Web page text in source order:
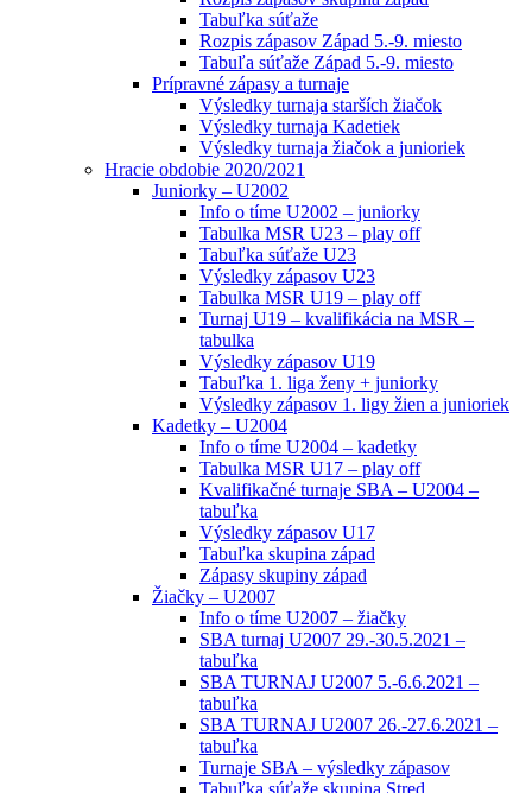
Tabuľka súťaže
Rozpis zápasov Západ 5.-9. miesto
Tabuľa súťaže Západ 5.-9. miesto
Prípravné zápasy a turnaje
Výsledky turnaja starších žiačok
Výsledky turnaja Kadetiek
Výsledky turnaja žiačok a junioriek
Hracie obdobie 2020/2021
Juniorky – U2002
Info o tíme U2002 – juniorky
Tabulka MSR U23 – play off
Tabuľka súťaže U23
Výsledky zápasov U23
Tabulka MSR U19 – play off
Turnaj U19 – kvalifikácia na MSR –
tabulka
Výsledky zápasov U19
Tabuľka 1. liga ženy + juniorky
Výsledky zápasov 1. ligy žien a junioriek
Kadetky – U2004
Info o tíme U2004 – kadetky
Tabulka MSR U17 – play off
Kvalifikačné turnaje SBA – U2004 –
tabuľka
Výsledky zápasov U17
Tabuľka skupina západ
Zápasy skupiny západ
Žiačky – U2007
Info o tíme U2007 – žiačky
SBA turnaj U2007 29.-30.5.2021 –
tabuľka
SBA TURNAJ U2007 5.-6.6.2021 –
tabuľka
SBA TURNAJ U2007 26.-27.6.2021 –
tabuľka
Turnaje SBA – výsledky zápasov
Tabuľka súťaže skupina Stred